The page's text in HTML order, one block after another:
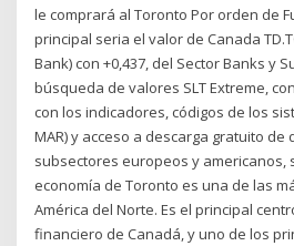
le comprará al Toronto Por orden de
principal seria el valor de Canada
Bank) con +0,437, del Sector Banks y
búsqueda de valores SLT Extreme,
con los indicadores, códigos de los
MAR) y acceso a descarga gratuito
subsectores europeos y americanos,
economía de Toronto es una de las
América del Norte. Es el principal
financiero de Canadá, y uno de los